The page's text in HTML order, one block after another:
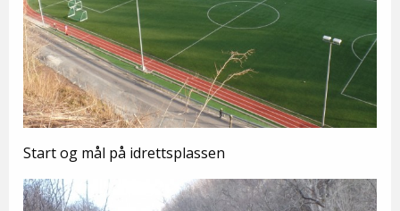
Start og mål på idrettsplassen